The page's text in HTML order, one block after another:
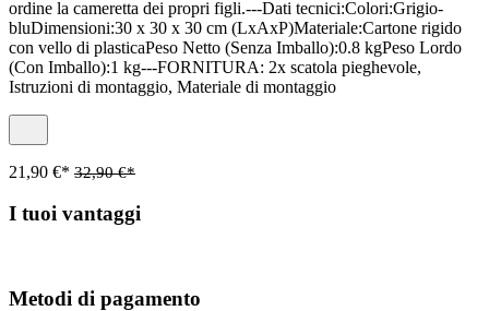
ordine la cameretta dei propri figli.---Dati tecnici:Colori:Grigio-
bluDimensioni:30 x 30 x 30 cm (LxAxP)Materiale:Cartone rigido
con vello di plasticaPeso Netto (Senza Imballo):0.8 kgPeso Lordo
(Con Imballo):1 kg---FORNITURA: 2x scatola pieghevole,
Istruzioni di montaggio, Materiale di montaggio
21,90 €* 32,90 €*
I tuoi vantaggi
Metodi di pagamento